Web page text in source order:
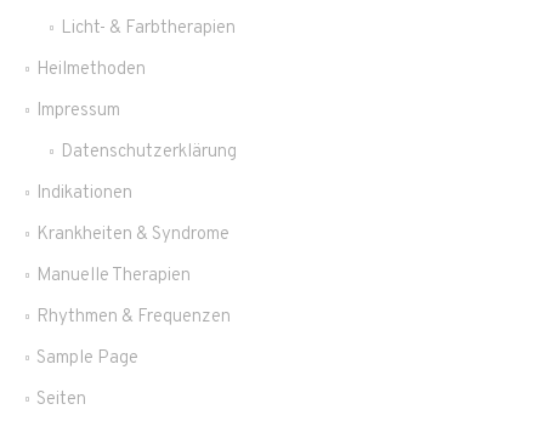
Licht- & Farbtherapien
Heilmethoden
Impressum
Datenschutzerklärung
Indikationen
Krankheiten & Syndrome
Manuelle Therapien
Rhythmen & Frequenzen
Sample Page
Seiten